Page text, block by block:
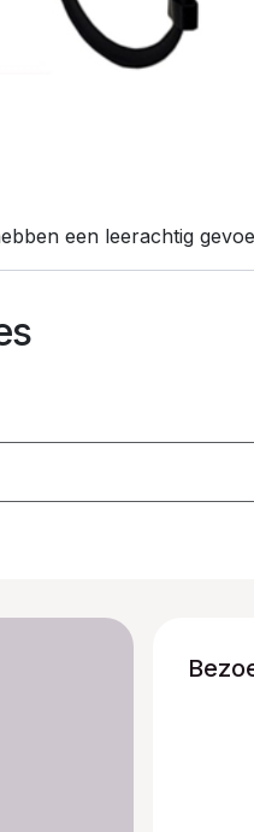
een leerachtig